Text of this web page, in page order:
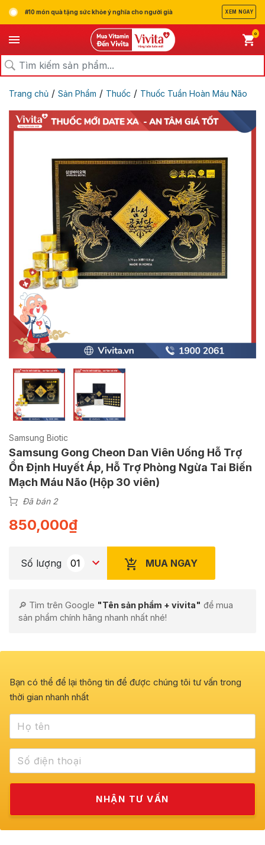
#10 món quà tặng sức khỏe ý nghĩa cho người già XEM NGAY
0
Trang chủ / Sản Phẩm / Thuốc / Thuốc Tuần Hoàn Máu Não
Samsung Biotic
Samsung Gong Cheon Dan Viên Uống Hỗ Trợ
Ổn Định Huyết Áp, Hỗ Trợ Phòng Ngừa Tai Biến
Mạch Máu Não (Hộp 30 viên)
Đã bán 2
850,000₫
Số lượng MUA NGAY
🔎 Tìm trên Google "Tên sản phẩm + vivita" để mua
sản phẩm chính hãng nhanh nhất nhé!
Bạn có thể để lại thông tin để được chúng tôi tư vấn trong
thời gian nhanh nhất